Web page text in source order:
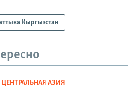
Кыргызстан
ЦЕНТРАЛЬНАЯ АЗИЯ